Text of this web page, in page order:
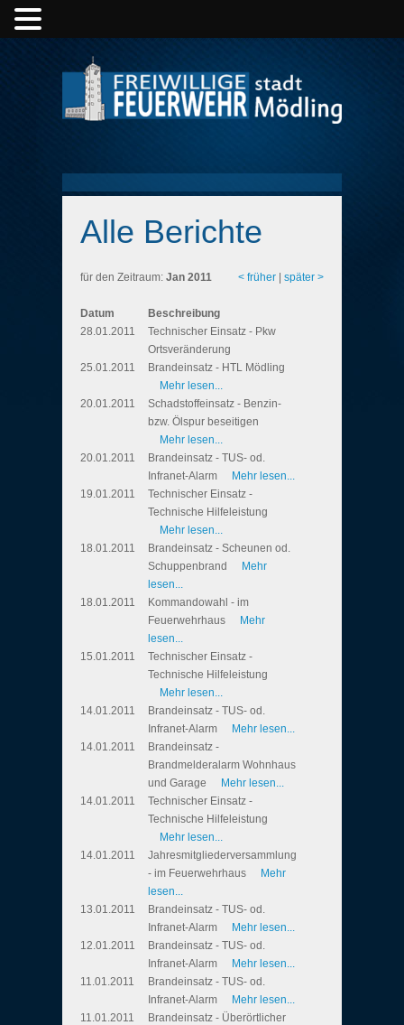
Alle Berichte
< früher später >
für den Zeitraum: Jan 2011
Datum
Beschreibung
28.01.2011
Technischer Einsatz - Pkw
Ortsveränderung
25.01.2011
Brandeinsatz - HTL Mödling
Mehr lesen...
20.01.2011
Schadstoffeinsatz - Benzin-
bzw. Ölspur beseitigen
Mehr lesen...
20.01.2011
Brandeinsatz - TUS- od.
Infranet-Alarm
Mehr lesen...
19.01.2011
Technischer Einsatz -
Technische Hilfeleistung
Mehr lesen...
18.01.2011
Brandeinsatz - Scheunen od.
Schuppenbrand
Mehr
lesen...
18.01.2011
Kommandowahl - im
Feuerwehrhaus
Mehr
lesen...
15.01.2011
Technischer Einsatz -
Technische Hilfeleistung
Mehr lesen...
14.01.2011
Brandeinsatz - TUS- od.
Infranet-Alarm
Mehr lesen...
14.01.2011
Brandeinsatz -
Brandmelderalarm Wohnhaus
und Garage
Mehr lesen...
14.01.2011
Technischer Einsatz -
Technische Hilfeleistung
Mehr lesen...
14.01.2011
Jahresmitgliederversammlung
- im Feuerwehrhaus
Mehr
lesen...
13.01.2011
Brandeinsatz - TUS- od.
Infranet-Alarm
Mehr lesen...
12.01.2011
Brandeinsatz - TUS- od.
Infranet-Alarm
Mehr lesen...
11.01.2011
Brandeinsatz - TUS- od.
Infranet-Alarm
Mehr lesen...
11.01.2011
Brandeinsatz - Überörtlicher